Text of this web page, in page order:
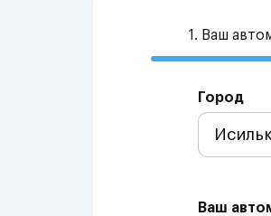
1. Ваш
Город
Ваш